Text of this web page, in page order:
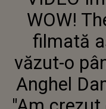
WOW!
filmată
văzut-o
Anghel